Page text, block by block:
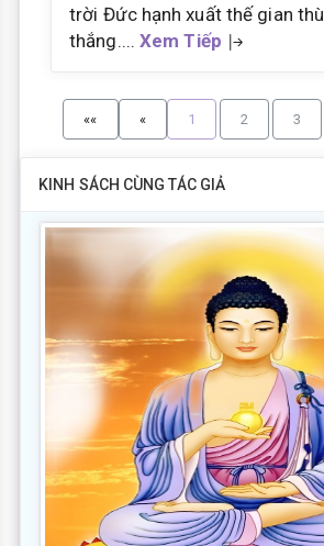
trời Đức hạnh xuất thế gian thù
thắng.... Xem Tiếp
«« « 1 2 3
KINH SÁCH CÙNG TÁC GIẢ